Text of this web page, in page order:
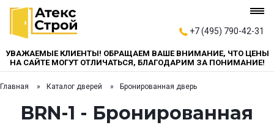
+7 (495) 790-42-31
УВАЖАЕМЫЕ КЛИЕНТЫ! ОБРАЩАЕМ ВАШЕ ВНИМАНИЕ, ЧТО ЦЕНЫ
НА САЙТЕ МОГУТ ОТЛИЧАТЬСЯ, БЛАГОДАРИМ ЗА ПОНИМАНИЕ!
Главная Каталог дверей Бронированная дверь
BRN-1 - Бронированная